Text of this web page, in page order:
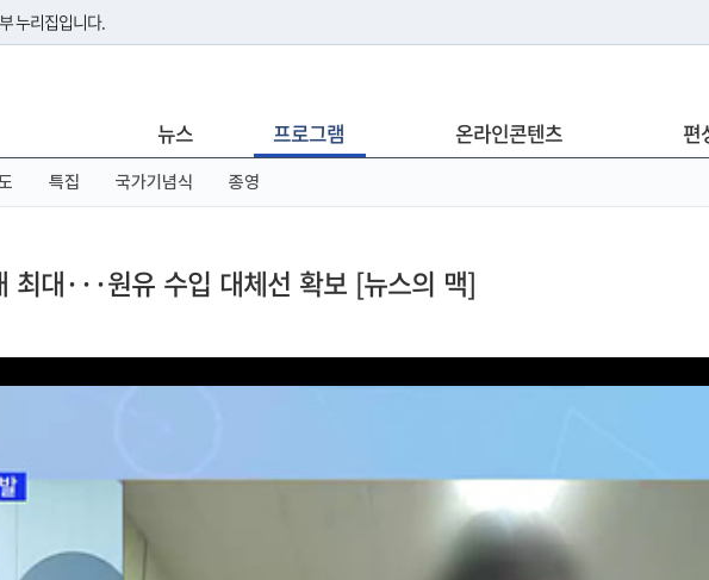
누리집입니다.
소를 사용하고 있다면 아래 URL에서 도메인 주소를 확인해 보세요
뉴스 프로그램 온라인콘텐츠 편
특집 국가기념식 종영
최대···원유 수입 대체선 확보 [뉴스의 맥]